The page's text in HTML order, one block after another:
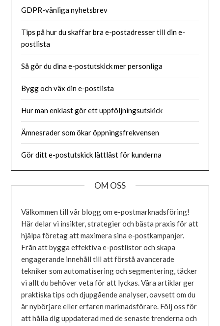
GDPR-vänliga nyhetsbrev
Tips på hur du skaffar bra e-postadresser till din e-
postlista
Så gör du dina e-postutskick mer personliga
Bygg och väx din e-postlista
Hur man enklast gör ett uppföljningsutskick
Ämnesrader som ökar öppningsfrekvensen
Gör ditt e-postutskick lättläst för kunderna
OM OSS
Välkommen till vår blogg om e-postmarknadsföring!
Här delar vi insikter, strategier och bästa praxis för att
hjälpa företag att maximera sina e-postkampanjer.
Från att bygga effektiva e-postlistor och skapa
engagerande innehåll till att förstå avancerade
tekniker som automatisering och segmentering, täcker
vi allt du behöver veta för att lyckas. Våra artiklar ger
praktiska tips och djupgående analyser, oavsett om du
är nybörjare eller erfaren marknadsförare. Följ oss för
att hålla dig uppdaterad med de senaste trenderna och